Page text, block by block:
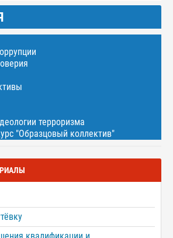
терроризма
"Образцовый коллектив"